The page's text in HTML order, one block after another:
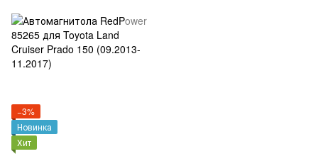
−3%
Новинка
Хит